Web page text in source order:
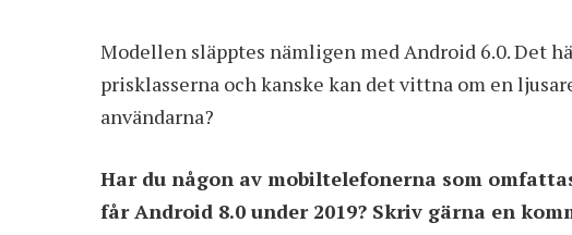
Modellen släpptes nämligen med Android 6.0. Det
prisklasserna och kanske kan det vittna om en
användarna?
Har du någon av mobiltelefonerna som
får Android 8.0 under 2019? Skriv gärna en